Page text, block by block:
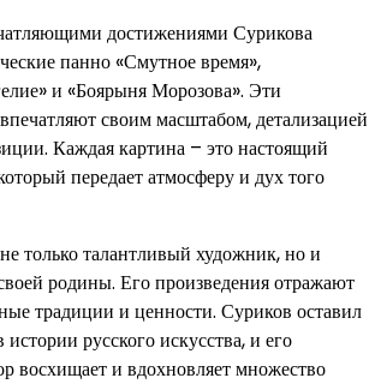
достижениями Сурикова
панно «Смутное время»,
и «Боярыня Морозова». Эти
своим масштабом, детализацией
Каждая картина – это настоящий
передает атмосферу и дух того
только талантливый художник, но и
родины. Его произведения отражают
традиции и ценности. Суриков оставил
русского искусства, и его
восхищает и вдохновляет множество